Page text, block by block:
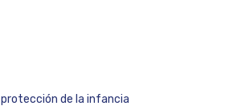
protección de la infancia